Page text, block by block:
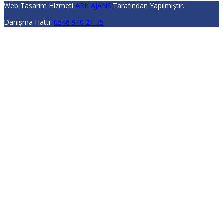
Web Tasarım Hizmeti ARK AJANS Tarafından Yapılmıştır.
Danışma Hattı: 0546 940 21 75